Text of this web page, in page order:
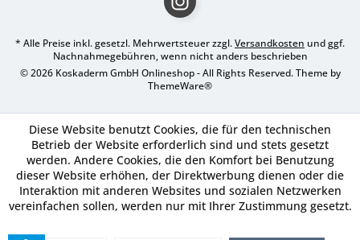
* Alle Preise inkl. gesetzl. Mehrwertsteuer zzgl.Versandkosten und ggf.
Nachnahmegebühren, wenn nicht anders beschrieben
© 2026 Koskaderm GmbH Onlineshop - All Rights Reserved. Theme by
ThemeWare®
Diese Website benutzt Cookies, die für den technischen
Betrieb der Website erforderlich sind und stets gesetzt
werden. Andere Cookies, die den Komfort bei Benutzung
dieser Website erhöhen, der Direktwerbung dienen oder die
Interaktion mit anderen Websites und sozialen Netzwerken
vereinfachen sollen, werden nur mit Ihrer Zustimmung gesetzt.